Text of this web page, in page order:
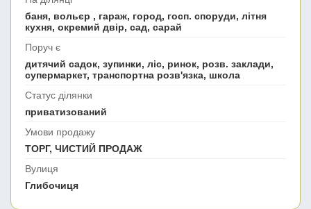
баня, вольєр , гараж, город, госп. споруди, літня
кухня, окремий двір, сад, сарай
Поруч є
дитячий садок, зупинки, ліс, ринок, розв. заклади,
супермаркет, транспортна розв'язка, школа
Статус ділянки
приватизований
Умови продажу
ТОРГ, ЧИСТИЙ ПРОДАЖ
Вулиця
Глибочиця